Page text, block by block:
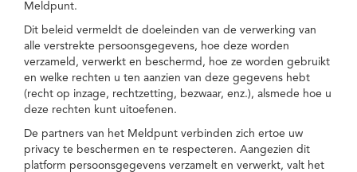
Meldpunt.
Dit beleid vermeldt de doeleinden van de verwerking van
alle verstrekte persoonsgegevens, hoe deze worden
verzameld, verwerkt en beschermd, hoe ze worden gebruikt
en welke rechten u ten aanzien van deze gegevens hebt
(recht op inzage, rechtzetting, bezwaar, enz.), alsmede hoe u
deze rechten kunt uitoefenen.
De partners van het Meldpunt verbinden zich ertoe uw
privacy te beschermen en te respecteren. Aangezien dit
platform persoonsgegevens verzamelt en verwerkt, valt het